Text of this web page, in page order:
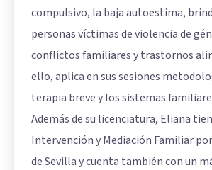
compulsivo, la baja autoestima,
personas víctimas de violencia de
conflictos familiares y trastornos
ello, aplica en sus sesiones
terapia breve y los sistemas
Además de su licenciatura, Eliana
Intervención y Mediación Familiar
de Sevilla y cuenta también con un